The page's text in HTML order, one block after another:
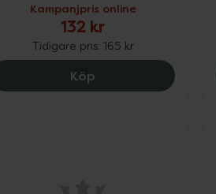
Kampanjpris online
132 kr
Tidigare pris: 165 kr
Köp Hylo Fresh, 132 kr.